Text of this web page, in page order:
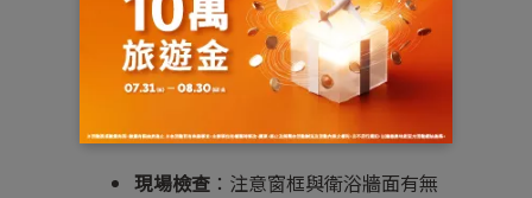
稅費與管理費結算：確認地價稅、房
屋稅、管理費、水電費等已結清，避
現場檢查 ：注意窗框與衛浴牆面有無